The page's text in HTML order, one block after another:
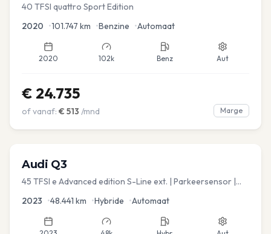
40 TFSI quattro Sport Edition
2020 •101.747 km •Benzine •Automaat
2020 102k Benz Aut
€ 24.735
of vanaf: € 513 /mnd Marge
Audi Q3
45 TFSI e Advanced edition S-Line ext. | Parkeersensor |
2023 •48.441 km •Hybride •Automaat